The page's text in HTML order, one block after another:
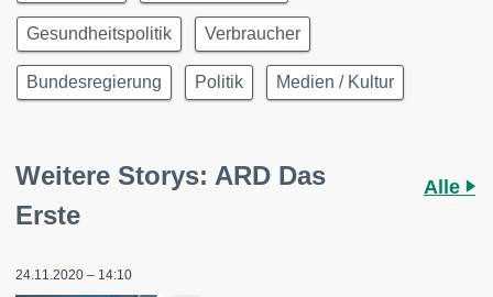
Gesundheitspolitik Verbraucher
Bundesregierung Politik Medien / Kultur
Weitere Storys: ARD Das
Erste
Alle
24.11.2020 – 14:10